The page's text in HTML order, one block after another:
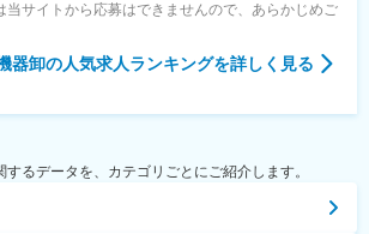
当サイトから応募はできませんので、あらかじめご
器卸の人気求人ランキングを詳しく見る
るデータを、カテゴリごとにご紹介します。